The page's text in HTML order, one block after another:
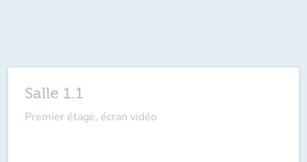
Salle 1.1
Premier étage, écran vidéo